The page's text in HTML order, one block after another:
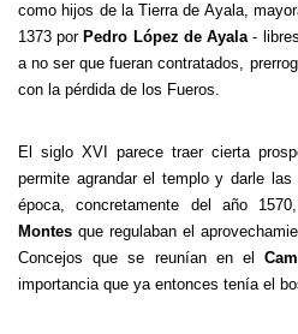
como hijos de la Tierra de Ayala,
1373 por Pedro López de Ayala-
a no ser que fueran contratados,
con la pérdida de los Fueros.
El siglo XVI parece traer cierta
permite agrandar el templo y darle
época, concretamente del año
Montes que regulaban el
Concejos que se reunían en el
importancia que ya entonces tenía el